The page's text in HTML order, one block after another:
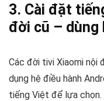
3. Cài đặt
đời cũ – dùng
Các đời tivi Xiaomi nội
dụng hệ điều hành
tiếng Việt để lựa